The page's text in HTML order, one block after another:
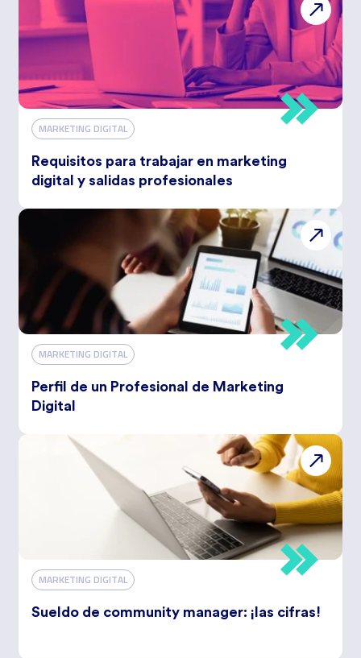
MARKETING DIGITAL
Requisitos para trabajar en marketing
digital y salidas profesionales
MARKETING DIGITAL
Perfil de un Profesional de Marketing
Digital
MARKETING DIGITAL
Sueldo de community manager: ¡las cifras!